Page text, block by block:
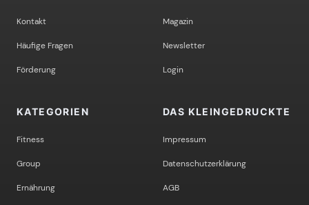
Kontakt
Häufige Fragen
Förderung
Magazin
Newsletter
Login
KATEGORIEN
Fitness
Group
Ernährung
DAS KLEINGEDRUCKTE
Impressum
Datenschutzerklärung
AGB